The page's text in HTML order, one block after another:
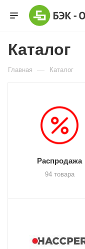
Каталог
Главная — Каталог
Распродажа
94 товара